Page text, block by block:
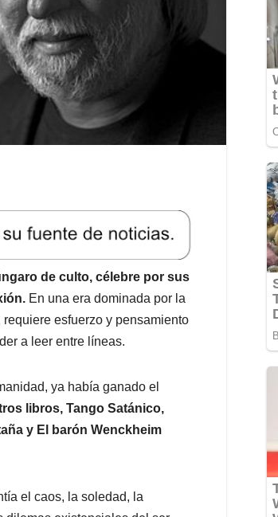
de culto, célebre por sus
En una era dominada por la
esfuerzo y pensamiento
a leer entre líneas.
ya había ganado el
libros, Tango Satánico,
y El barón Wenckheim
el caos, la soledad, la